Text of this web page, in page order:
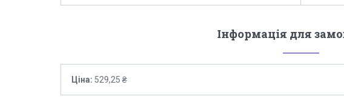
Інформація для
Ціна: 529,25 ₴